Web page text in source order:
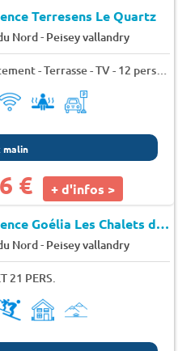
Terresens Le Quartz
Nord- Peisey vallandry
Appartement - Terrasse - TV - 12 pers. - 160m2
malin
€ + d'infos >
Résidence Goélia Les Chalets des Deux Domaines
Nord- Peisey vallandry
21 PERS.